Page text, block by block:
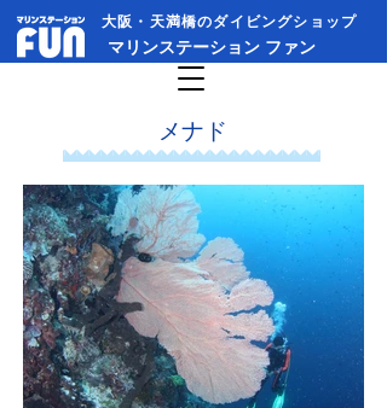
大阪・天満橋のダイビングショップ​
​マリンステーション ファン
​メナド